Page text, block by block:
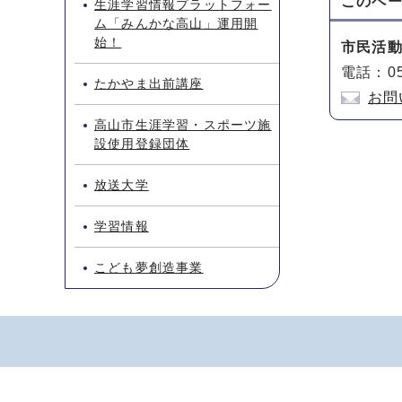
市民活
電話：
お
生涯学習情報プラットフォー
ム「みんかな高山」運用開
始！
たかやま出前講座
高山市生涯学習・スポーツ施
設使用登録団体
放送大学
学習情報
こども夢創造事業